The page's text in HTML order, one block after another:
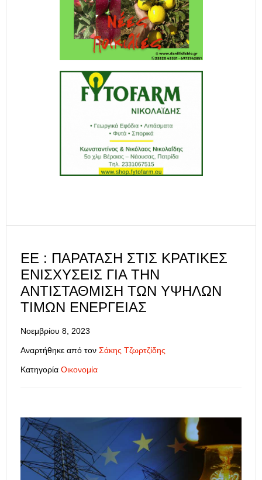
ΕΕ : ΠΑΡΆΤΑΣΗ ΣΤΙΣ ΚΡΑΤΙΚΈΣ
ΕΝΙΣΧΎΣΕΙΣ ΓΙΑ ΤΗΝ
ΑΝΤΙΣΤΆΘΜΙΣΗ ΤΩΝ ΥΨΗΛΏΝ
ΤΙΜΏΝ ΕΝΈΡΓΕΙΑΣ
Νοεμβρίου 8, 2023
Αναρτήθηκε από τον Σάκης Τζωρτζίδης
Κατηγορία Οικονομία